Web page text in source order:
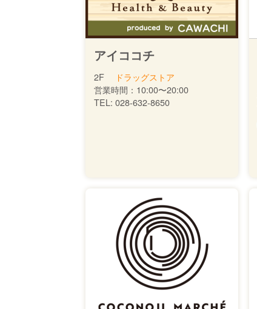
アイココチ
2F
ドラッグストア
営業時間： 10:00〜20:00
TEL: 028-632-8650